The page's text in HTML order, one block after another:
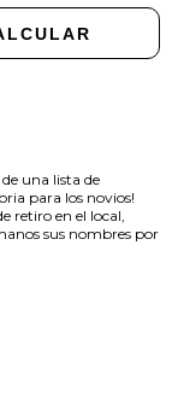
una lista de
para los novios!
retiro en el local,
sus nombres por